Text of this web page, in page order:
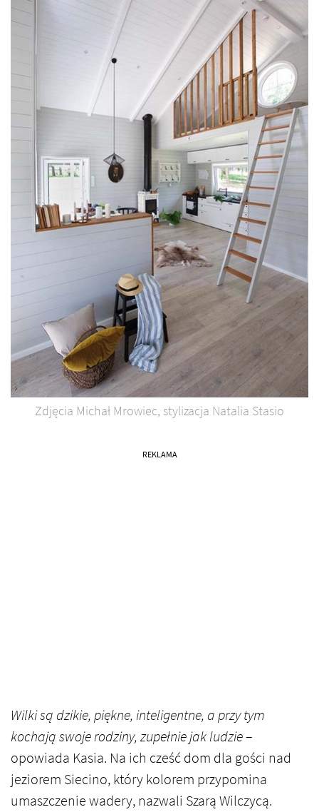
Zdjęcia Michał Mrowiec, stylizacja Natalia Stasio
REKLAMA
Wilki są dzikie, piękne, inteligentne, a przy tym
kochają swoje rodziny, zupełnie jak ludzie–
opowiada Kasia. Na ich cześć dom dla gości nad
jeziorem Siecino, który kolorem przypomina
umaszczenie wadery, nazwali Szarą Wilczycą.